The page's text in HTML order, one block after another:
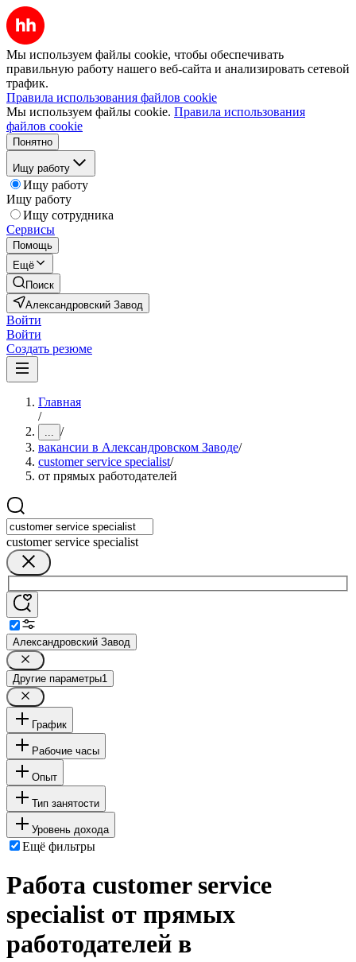
Мы используем файлы cookie, чтобы обеспечивать
правильную работу нашего веб-сайта и анализировать сетевой
трафик.
Правила использования файлов cookie
Мы используем файлы cookie. Правила использования
файлов cookie
Понятно
Ищу работу
Ищу работу
Ищу работу
Ищу сотрудника
Сервисы
Помощь
Ещё
Поиск
Александровский Завод
Войти
Войти
Создать резюме
Главная
/
... /
вакансии в Александровском Заводе/
customer service specialist/
от прямых работодателей
customer service specialist
Александровский Завод
Другие параметры1
График
Рабочие часы
Опыт
Тип занятости
Уровень дохода
Ещё фильтры
Работа customer service
specialist от прямых
работодателей в